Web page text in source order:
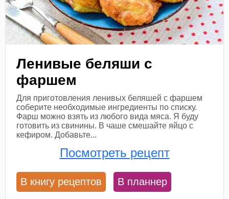
Ленивые беляши с
фаршем
Для приготовления ленивых беляшей с фаршем
соберите необходимые ингредиенты по списку.
Фарш можно взять из любого вида мяса. Я буду
готовить из свинины. В чаше смешайте яйцо с
кефиром. Добавьте...
Посмотреть рецепт
В книгу рецептов В планнер